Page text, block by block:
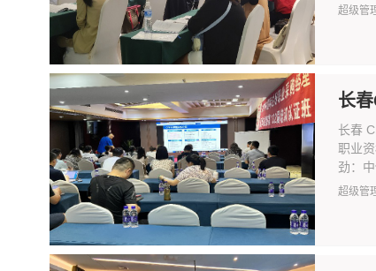
超级管
长
长春
职业
劲：
超级管